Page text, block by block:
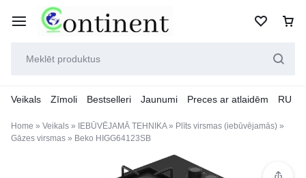
Veikals Zīmoli Bestselleri Jaunumi Preces ar atlaidēm RU
Home » Veikals » IEBŪVĒJAMĀ TEHNIKA» Plīts virsmas (iebūvējamās) »
Gāzes virsmas » Beko HIGG64123SB